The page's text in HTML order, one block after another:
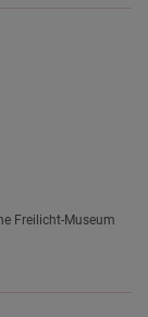
Freilicht-Museum